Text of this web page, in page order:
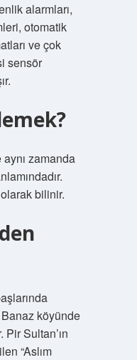
alarmları,
otomatik
ve çok
sensör
zamanda
bilinir.
Banaz köyünde
Sultan’ın
“Aslım